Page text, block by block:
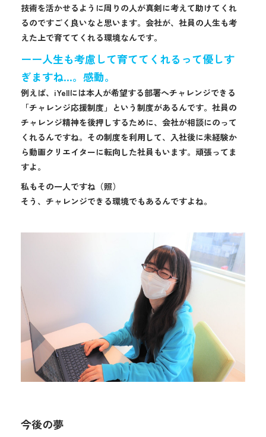
技術を活かせるように周りの人が真剣に考えて助けてくれ
るのですごく良いなと思います。会社が、社員の人生も考
えた上で育ててくれる環境なんです。
ーー人生も考慮して育ててくれるって優しす
ぎますね…。感動。
例えば、iYellには本人が希望する部署へチャレンジできる
「チャレンジ応援制度」という制度があるんです。社員の
チャレンジ精神を後押しするために、会社が相談にのって
くれるんですね。その制度を利用して、入社後に未経験か
ら動画クリエイターに転向した社員もいます。頑張ってま
すよ。
私もその一人ですね（照）
そう、チャレンジできる環境でもあるんですよね。
今後の夢